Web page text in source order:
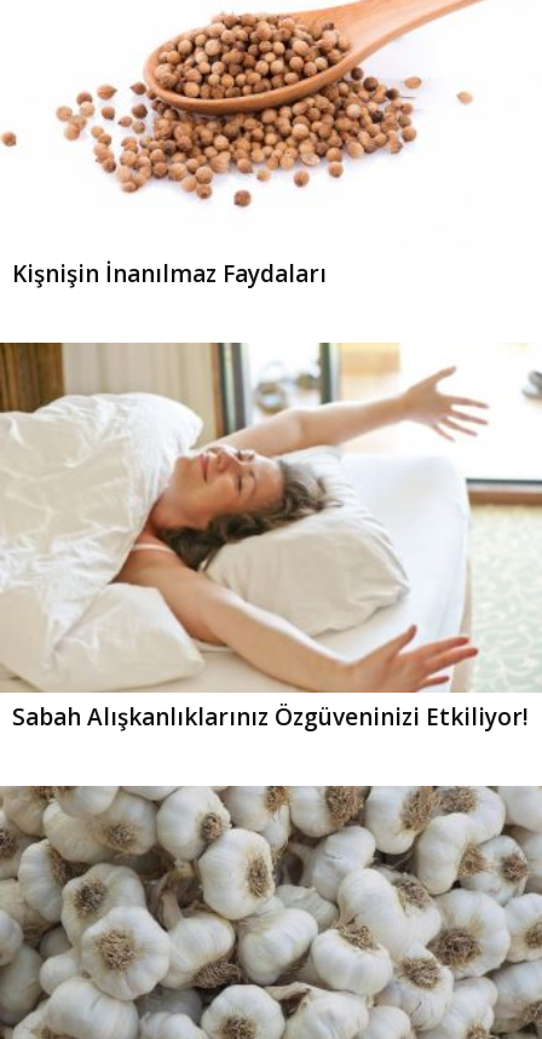
Kişnişin İnanılmaz Faydaları
Sabah Alışkanlıklarınız Özgüveninizi Etkiliyor!